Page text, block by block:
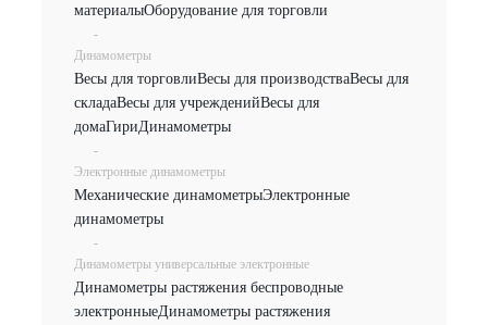
материалыОборудование для торговли
-
Динамометры
Весы для торговлиВесы для производстваВесы для
складаВесы для учрежденийВесы для
домаГириДинамометры
-
Электронные динамометры
Механические динамометрыЭлектронные
динамометры
-
Динамометры универсальные электронные
Динамометры растяжения беспроводные
электронныеДинамометры растяжения